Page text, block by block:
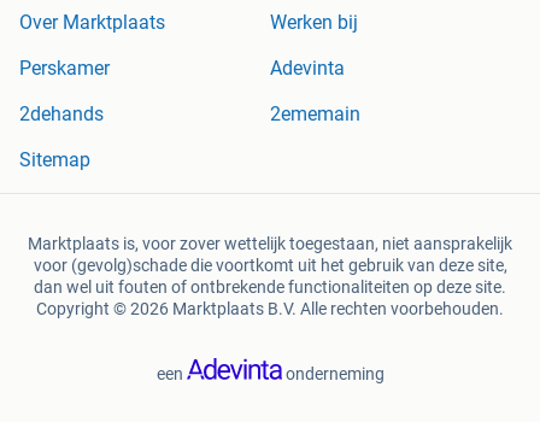
Over Marktplaats
Werken bij
Perskamer
Adevinta
2dehands
2ememain
Sitemap
Marktplaats is, voor zover wettelijk toegestaan, niet aansprakelijk
voor (gevolg)schade die voortkomt uit het gebruik van deze site,
dan wel uit fouten of ontbrekende functionaliteiten op deze site.
Copyright © 2026 Marktplaats B.V. Alle rechten voorbehouden.
een onderneming